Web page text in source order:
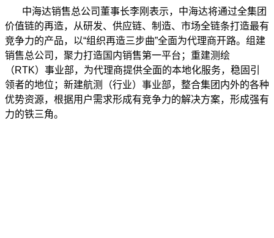
中海达销售总公司董事长李刚表示，中海达将通过全集团
价值链的再造，从研发、供应链、制造、市场全链条打造最有
竞争力的产品，以“组织再造三步曲”全面为代理商开路。组建
销售总公司，聚力打造国内销售第一平台；重建测绘
（RTK）事业部，为代理商提供全面的本地化服务，稳固引
领者的地位；新建航测（行业）事业部，整合集团内外的各种
优势资源，根据用户需求形成有竞争力的解决方案，形成强有
力的铁三角。